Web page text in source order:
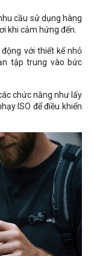
cầu sử dụng hàng
khi cảm hứng đến.
với thiết kế nhỏ
tập trung vào bức
chức năng như lấy
ISO để điều khiển